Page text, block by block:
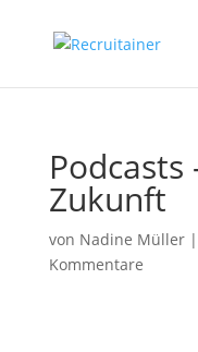
Zukunft
von Nadine Müller|
Kommentare